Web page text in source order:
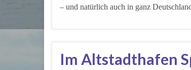
– und natürlich auch in ganz
Im Altstadthafen